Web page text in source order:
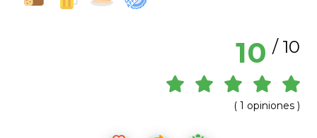
10 / 10
( 1 opiniones )